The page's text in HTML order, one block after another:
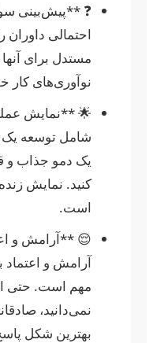
❓ **پیش‌بینی
احتمالی داوران
مستدل برای
نوآوری‌های کار
🌟 **نمایش
شامل توسعه یک
یک دمو جذاب و
کنید. نمایش زنده
است.
😌 **آرامش و
آرامش و اعتماد
مهم است. حتی
نمی‌دانید،
بهترین شکل